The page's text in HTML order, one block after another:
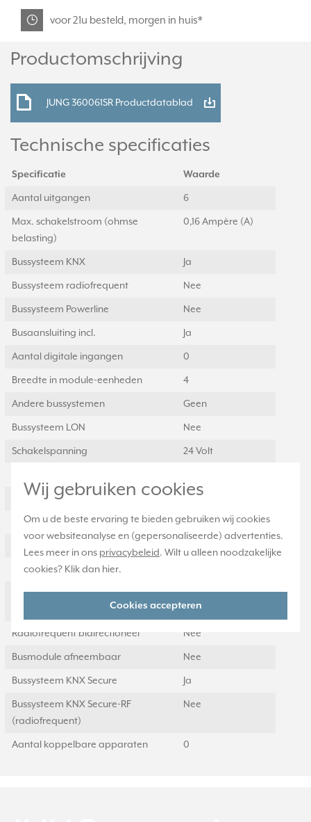
Wij gebruiken cookies
Om u de beste ervaring te bieden gebruiken wij cookies
voor websiteanalyse en (gepersonaliseerde) advertenties.
Lees meer in ons privacybeleid. Wilt u alleen noodzakelijke
cookies? Klik dan hier.
Cookies accepteren
voor 21u besteld, morgen in huis*
Productomschrijving
JUNG 360061SR Productdatablad
Technische specificaties
Specificatie Waarde
Aantal uitgangen 6
Max. schakelstroom (ohmse
belasting)
0,16 Ampère (A)
Bussysteem KNX Ja
Bussysteem radiofrequent Nee
Bussysteem Powerline Nee
Busaansluiting incl. Ja
Aantal digitale ingangen 0
Breedte in module-eenheden 4
Andere bussystemen Geen
Bussysteem LON Nee
Schakelspanning 24 Volt
Traploos regelbaar Ja
Regelbaar in stappen Ja
Handschakeling
Bussysteem KNX-RF
Nee
Radiofrequent bidirectioneel Nee
Busmodule afneembaar Nee
Bussysteem KNX Secure Ja
Bussysteem KNX Secure-RF
(radiofrequent)
Nee
Aantal koppelbare apparaten 0